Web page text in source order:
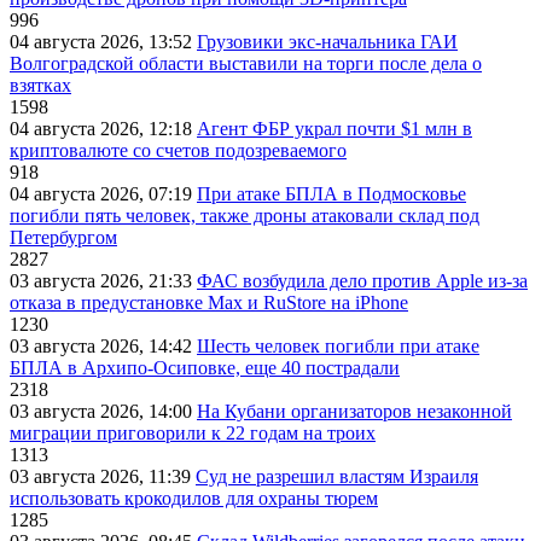
996
04 августа 2026, 13:52 Грузовики экс-начальника ГАИ
Волгоградской области выставили на торги после дела о
взятках
1598
04 августа 2026, 12:18 Агент ФБР украл почти $1 млн в
криптовалюте со счетов подозреваемого
918
04 августа 2026, 07:19 При атаке БПЛА в Подмосковье
погибли пять человек, также дроны атаковали склад под
Петербургом
2827
03 августа 2026, 21:33 ФАС возбудила дело против Apple из-за
отказа в предустановке Max и RuStore на iPhone
1230
03 августа 2026, 14:42 Шесть человек погибли при атаке
БПЛА в Архипо-Осиповке, еще 40 пострадали
2318
03 августа 2026, 14:00 На Кубани организаторов незаконной
миграции приговорили к 22 годам на троих
1313
03 августа 2026, 11:39 Суд не разрешил властям Израиля
использовать крокодилов для охраны тюрем
1285